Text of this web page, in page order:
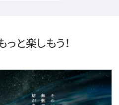
と楽しもう！